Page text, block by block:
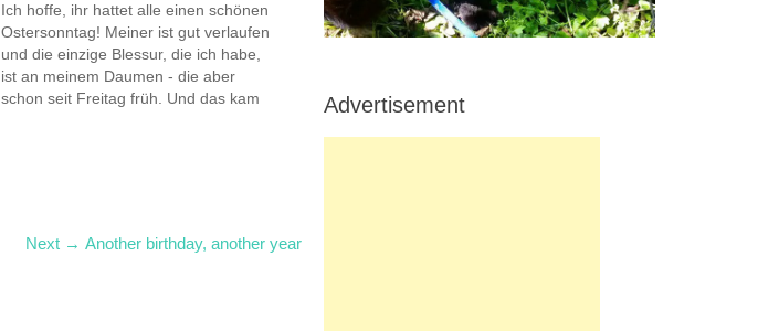
Ich hoffe, ihr hattet alle einen schönen
Ostersonntag! Meiner ist gut verlaufen
und die einzige Blessur, die ich habe,
ist an meinem Daumen - die aber
schon seit Freitag früh. Und das kam
Next → Next
Another birthday, another year
Advertisement